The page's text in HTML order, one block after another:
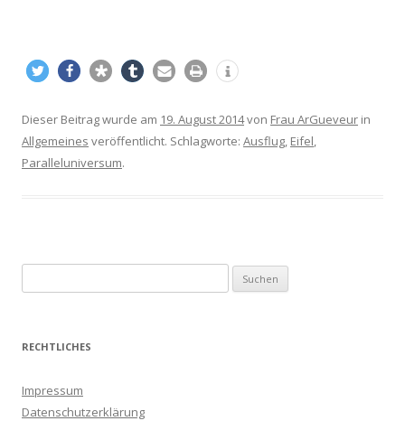
Dieser Beitrag wurde am 19. August 2014von Frau ArGueveur in
Allgemeines veröffentlicht. Schlagworte: Ausflug Eifel
Paralleluniversum.
u
RECHTLICHES
Impressum
Datenschutzerklärung